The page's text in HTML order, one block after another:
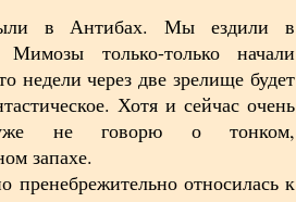
в Антибах. Мы ездили в
только-только начали
недели через две зрелище будет
Хотя и сейчас очень
не говорю о тонком,
запахе.
пренебрежительно относилась к